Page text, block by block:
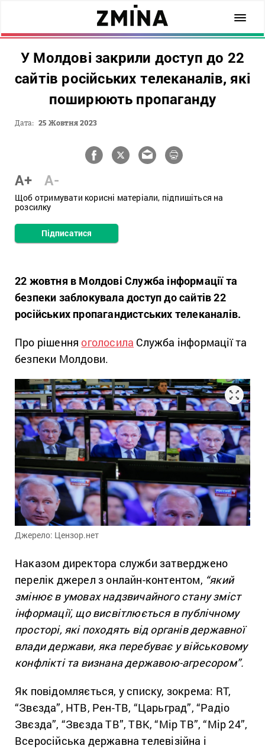
У Молдові закрили доступ до 22
сайтів російських телеканалів, які
поширюють пропаганду
Дата: 25 Жовтня 2023
A+ A-
Щоб отримувати корисні матеріали, підпишіться на
розсилку
Підписатися
22 жовтня в Молдові Служба інформації та
безпеки заблокувала доступ до сайтів 22
російських пропагандистських телеканалів.
Про рішення оголосила Служба інформації та
безпеки Молдови.
Джерело: Цензор.нет
Наказом директора служби затверджено
перелік джерел з онлайн-контентом, “який
змінює в умовах надзвичайного стану зміст
інформації, що висвітлюється в публічному
просторі, які походять від органів державної
влади держави, яка перебуває у військовому
конфлікті та визнана державою-агресором”.
Як повідомляється, у списку, зокрема: RT,
“Звєзда”, НТВ, Рен-ТВ, “Царьград”, “Радіо
Звєзда”, “Звєзда ТВ”, ТВК, “Мір ТВ”, “Мір 24”,
Всеросійська державна телевізійна і